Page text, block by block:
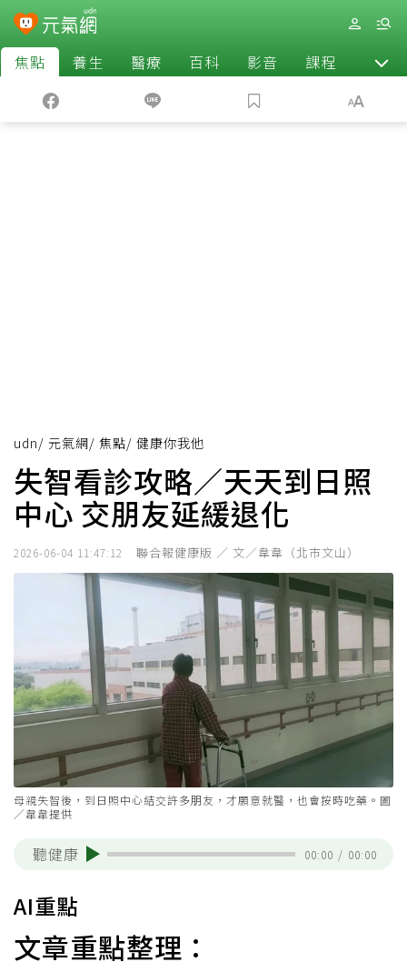
焦點 養生 醫療 百科 影音 課程 退休
udn/ 元氣網/ 焦點/ 健康你我他
失智看診攻略／天天到日照
中心 交朋友延緩退化
2026-06-04 11:47:12 聯合報健康版 ／ 文／韋韋（北市文山）
母親失智後，到日照中心結交許多朋友，才願意就醫，也會按時吃藥。圖
／韋韋提供
聽健康 00:00 / 00:00
AI重點
文章重點整理：